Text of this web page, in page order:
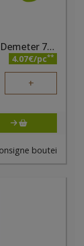
Jus de légumes lactofermenté bio Demeter 70cl Luna Terra
4.07€/pc**
+
boutei